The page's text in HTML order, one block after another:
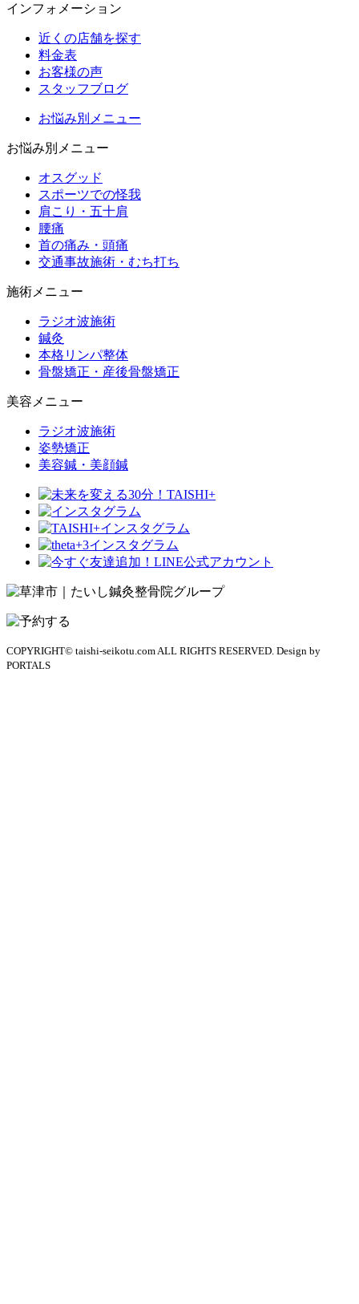
インフォメーション
近くの店舗を探す
料金表
お客様の声
スタッフブログ
お悩み別メニュー
お悩み別メニュー
オスグッド
スポーツでの怪我
肩こり・五十肩
腰痛
首の痛み・頭痛
交通事故施術・むち打ち
施術メニュー
ラジオ波施術
鍼灸
本格リンパ整体
骨盤矯正・産後骨盤矯正
美容メニュー
ラジオ波施術
姿勢矯正
美容鍼・美顔鍼
COPYRIGHT© taishi-seikotu.com ALL RIGHTS RESERVED. Design by
PORTALS